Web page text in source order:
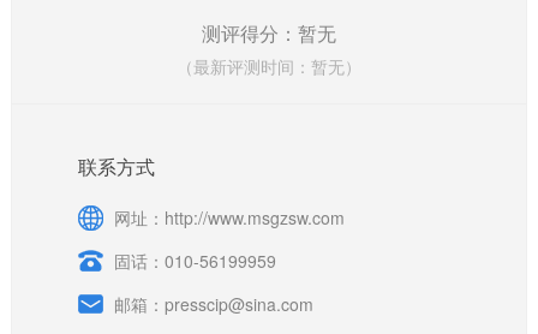
测评得分：暂无
（最新评测时间：暂无）
联系方式
网址：http://www.msgzsw.com
固话：010-56199959
邮箱：presscip@sina.com